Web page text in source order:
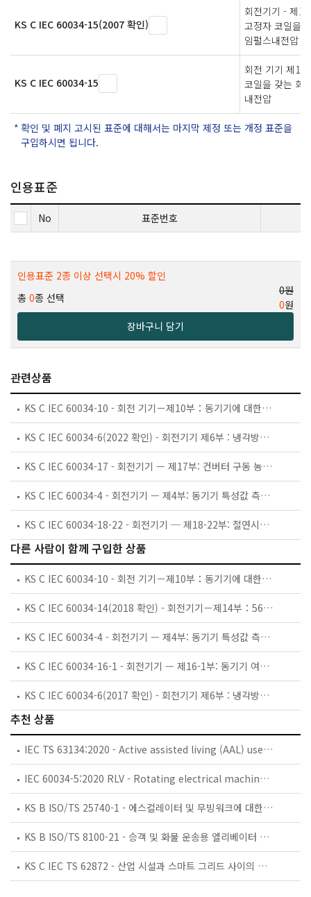
KS C IEC 60034-15(2007 확인)
회전기기 - 제
고정자 코일을
임펄스내전압
KS C IEC 60034-15
회전 기기 제15
코일을 갖는 회
내전압
확인 및 폐지 고시된 표준에 대해서는 마지막 제정 또는 개정 표준을
구입하시면 됩니다.
인용표준
No 표준번호
인용표준 2종 이상 선택시 20% 할인
총 0종 선택
0원
0원
장바구니 담기
관련상품
KS C IEC 60034-10 - 회전 기기－제10부：동기기에 대한 일반 사항
KS C IEC 60034-6(2022 확인) - 회전기기 제6부 : 냉각방법(IC코드)
KS C IEC 60034-17 - 회전기기 — 제17부: 컨버터 구동 농형 유도 전동기 — 적용 지침
KS C IEC 60034-4 - 회전기기 — 제4부: 동기기 특성값 측정방법
KS C IEC 60034-18-22 - 회전기기 ─ 제18-22부: 절연시스템의 기능적 평가 ─ 권선형의 시험절차 ─ 절연성분 교환 및 대체의 분류
다른 사람이 함께 구입한 상품
KS C IEC 60034-10 - 회전 기기－제10부：동기기에 대한 일반 사항
KS C IEC 60034-14(2018 확인) - 회전기기－제14부：56 mm 이상의 축 높이를 갖는 회전기기의 기계적 진동－측정, 평가 및 진동 한도
KS C IEC 60034-4 - 회전기기 — 제4부: 동기기 특성값 측정방법
KS C IEC 60034-16-1 - 회전기기 — 제16-1부: 동기기 여자 시스템 — 정의
KS C IEC 60034-6(2017 확인) - 회전기기 제6부 : 냉각방법(IC코드)
추천 상품
IEC TS 63134:2020 - Active assisted living (AAL) use cases
IEC 60034-5:2020 RLV - Rotating electrical machines - Part 5: Degrees of protection provided by the integral design of rotating electrical machines (IP code) - Classification
KS B ISO/TS 25740-1 - 에스컬레이터 및 무빙워크에 대한 안전요건 — 제1부: 세계공통 필수 안전요건(GESRs)
KS B ISO/TS 8100-21 - 승객 및 화물 운송용 엘리베이터 —제21부: 세계공통 필수안전요건(GESRs)을 충족하는 세계공통 안전 파라미터(GSPs)
KS C IEC TS 62872 - 산업 시설과 스마트 그리드 사이의 산업 공정 측정, 제어 및 자동화 시스템 인터페이스